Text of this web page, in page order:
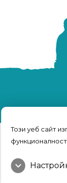
Този уеб сайт
функционалност.
expand_more
TRFISH |
права